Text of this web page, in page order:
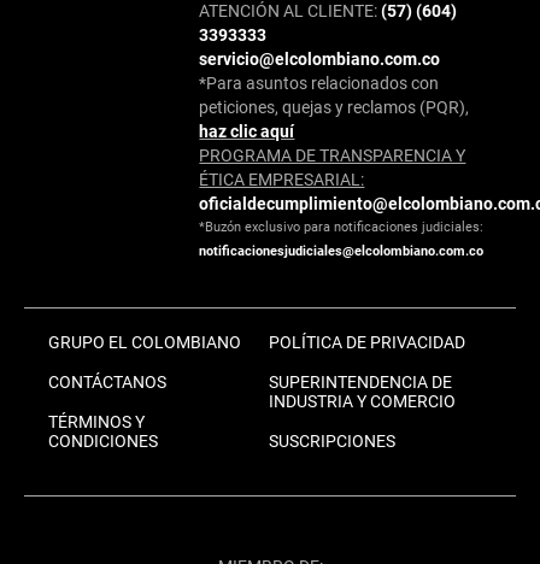
ATENCIÓN AL CLIENTE:(57) (604)
3393333
servicio@elcolombiano.com.co
*Para asuntos relacionados con
peticiones, quejas y reclamos (PQR),
haz clic aquí
PROGRAMA DE TRANSPARENCIA Y
ÉTICA EMPRESARIAL:
*Buzón exclusivo para notificaciones judiciales:
notificacionesjudiciales@elcolombiano.com.co
GRUPO EL COLOMBIANO
CONTÁCTANOS
TÉRMINOS Y
CONDICIONES
POLÍTICA DE PRIVACIDAD
SUPERINTENDENCIA DE
INDUSTRIA Y COMERCIO
SUSCRIPCIONES